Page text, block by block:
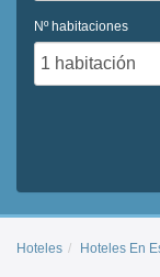
Nº habitaciones
Hoteles Hoteles En